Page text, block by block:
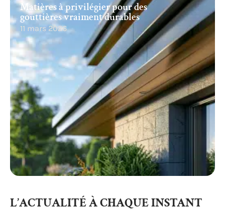
Matières à privilégier pour des
gouttières vraiment durables
11 mars 2026
L’ACTUALITÉ À CHAQUE INSTANT